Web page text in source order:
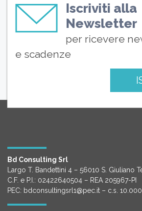
Iscriviti alla
Newsletter
per ricevere
e scadenze
Bd Consulting Srl
Largo T. Bandettini 4 – 56010 S. Giuliano
C.F. e P.I.: 02422640504 – REA 205967-PI
PEC: bdconsultingsrl1@pec.it – c.s.